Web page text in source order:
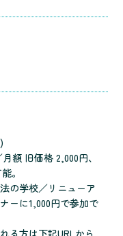
額 旧価格 2,000円、
。
の学校／リニューア
ーに1,000円で参加で
る方は下記URLから